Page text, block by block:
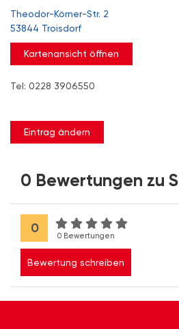
Theodor-Körner-Str. 2
53844 Troisdorf
Kartenansicht öffnen
Tel: 0228 3906550
Eintrag ändern
0 Bewertungen zu
0
0 Bewertungen
Bewertung schreiben